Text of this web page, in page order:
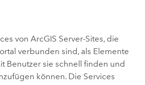
von ArcGIS Server-Sites, die
verbunden sind, als Elemente
Benutzer sie schnell finden und
können. Die Services